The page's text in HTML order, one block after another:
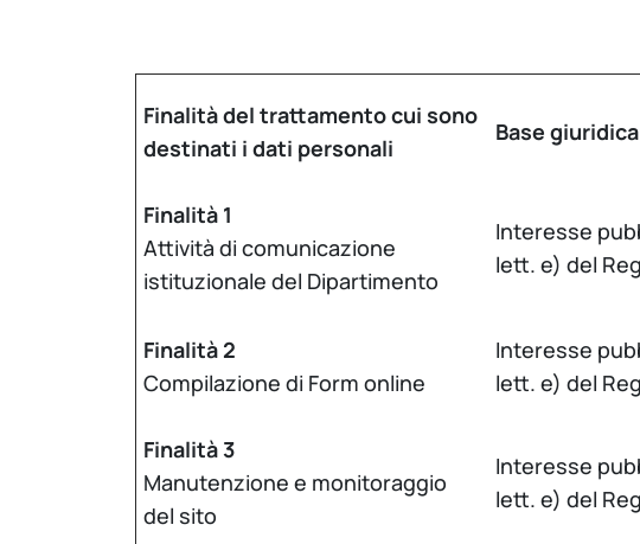
Finalità del trattamento cui sono
destinati i dati personali
Base
Finalità 1
Attività di comunicazione
istituzionale del Dipartimento
Interesse
lett. e) del
Finalità 2
Compilazione di Form online
Interesse
lett. e) del
Finalità 3
Manutenzione e monitoraggio
del sito
Interesse
lett. e) del